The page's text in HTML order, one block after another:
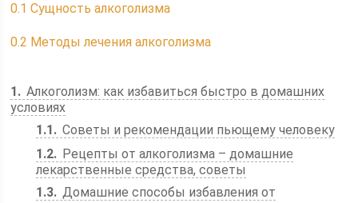
0.1 Сущность алкоголизма
0.2 Методы лечения алкоголизма
1
Алкоголизм: как избавиться быстро в домашних
условиях
1.1
Советы и рекомендации пьющему человеку
1.2
Рецепты от алкоголизма – домашние
лекарственные средства, советы
1.3 Домашние способы избавления от